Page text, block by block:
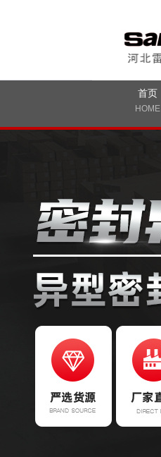
首页
HOME